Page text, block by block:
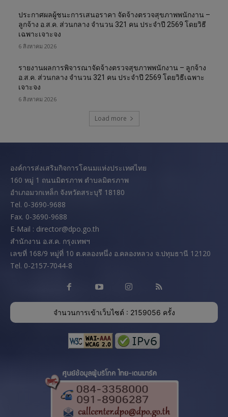
ประกาศผลผู้ชนะการเสนอราคา จัดจ้างตรวจสุขภาพพนักงาน –
ลูกจ้าง อ.ส.ค. ส่วนกลาง จำนวน 321 คน ประจำปี 2569 โดยวิธี
เฉพาะเจาะจง
6 สิงหาคม 2026
รายงานผลการพิจารณาจัดจ้างตรวจสุขภาพพนักงาน – ลูกจ้าง
อ.ส.ค. ส่วนกลาง จำนวน 321 คน ประจำปี 2569 โดยวิธีเฉพาะ
เจาะจง
6 สิงหาคม 2026
Load more
องค์การส่งเสริมกิจการโคนมแห่งประเทศไทย
160 หมู่ 1 ถนนมิตรภาพ ตำบลมิตรภาพ
อำเภอมวกเหล็ก จังหวัดสระบุรี 18180
Tel. 0-3690-9688
Fax. 0-3690-9688
E-Mail : director@dpo.go.th
สํานักงาน อ.ส.ค. กรุงเทพฯ
เลขที่ 168/9 หมู่ที่ 10 ต.คลองหนึ่ง อ.คลองหลวง จ.ปทุมธานี 12120
Tel. 0-2157-7044-8
จำนวนการเข้าเว็บไซต์ : 2159056 ครั้ง